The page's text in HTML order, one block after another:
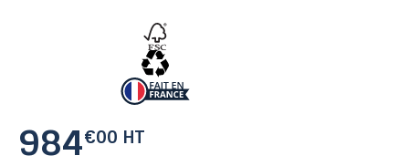
984€00 HT